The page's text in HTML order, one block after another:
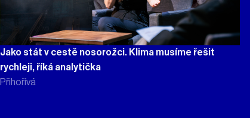
Jako stát v cestě nosorožci. Klima musíme řešit
rychleji, říká analytička
Přihořívá